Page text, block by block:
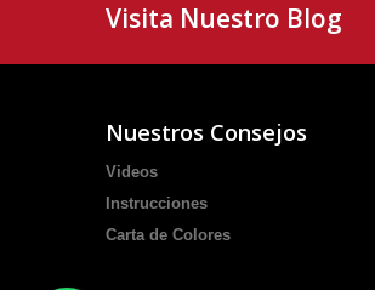
Visita Nuestro Blog
Nuestros Consejos
Videos
Instrucciones
Carta de Colores